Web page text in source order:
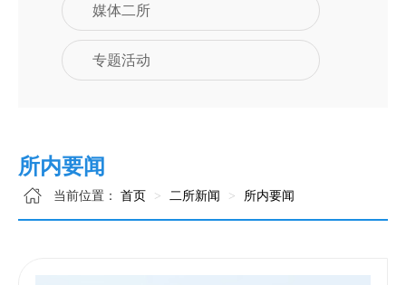
媒体二所
专题活动
所内要闻
当前位置： 首页 二所新闻 所内要闻